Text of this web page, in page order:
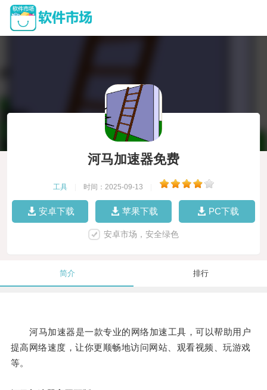
河马加速器免费
工具 时间：2025-09-13
安卓下载 苹果下载 PC下载
安卓市场，安全绿色
简介 排行
河马加速器是一款专业的网络加速工具，可以帮助用户
提高网络速度，让你更顺畅地访问网站、观看视频、玩游戏
等。